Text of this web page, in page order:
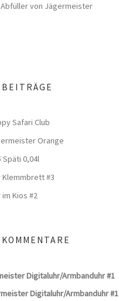
von Jägermeister
Safari Club
Orange
Späti 0,04l
#3
Kios #2
Digitaluhr/Armbanduhr #1
Digitaluhr/Armbanduhr #1